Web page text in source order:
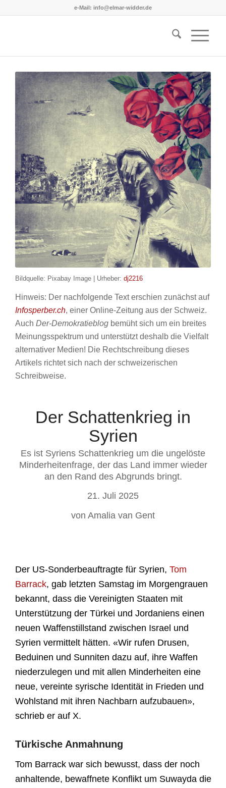
e-Mail: info@elmar-widder.de
Bildquelle: Pixabay Image | Urheber: dj2216
Hinweis: Der nachfolgende Text erschien zunächst auf
Infosperber.ch, einer Online-Zeitung aus der Schweiz.
Auch Der-Demokratieblog bemüht sich um ein breites
Meinungsspektrum und unterstützt deshalb die Vielfalt
alternativer Medien! Die Rechtschreibung dieses
Artikels richtet sich nach der schweizerischen
Schreibweise.
Der Schattenkrieg in
Syrien
Es ist Syriens Schattenkrieg um die ungelöste
Minderheitenfrage, der das Land immer wieder
an den Rand des Abgrunds bringt.
21. Juli 2025
von Amalia van Gent
Der US-Sonderbeauftragte für Syrien, Tom
Barrack, gab letzten Samstag im Morgengrauen
bekannt, dass die Vereinigten Staaten mit
Unterstützung der Türkei und Jordaniens einen
neuen Waffenstillstand zwischen Israel und
Syrien vermittelt hätten. «Wir rufen Drusen,
Beduinen und Sunniten dazu auf, ihre Waffen
niederzulegen und mit allen Minderheiten eine
neue, vereinte syrische Identität in Frieden und
Wohlstand mit ihren Nachbarn aufzubauen»,
schrieb er auf X.
Türkische Anmahnung
Tom Barrack war sich bewusst, dass der noch
anhaltende, bewaffnete Konflikt um Suwayda die